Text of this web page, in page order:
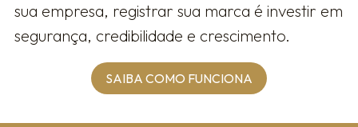
sua empresa, registrar sua marca é investir em
segurança, credibilidade e crescimento.
SAIBA COMO FUNCIONA